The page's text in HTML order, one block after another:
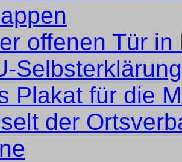
offenen Tür in
Plakat für die
der